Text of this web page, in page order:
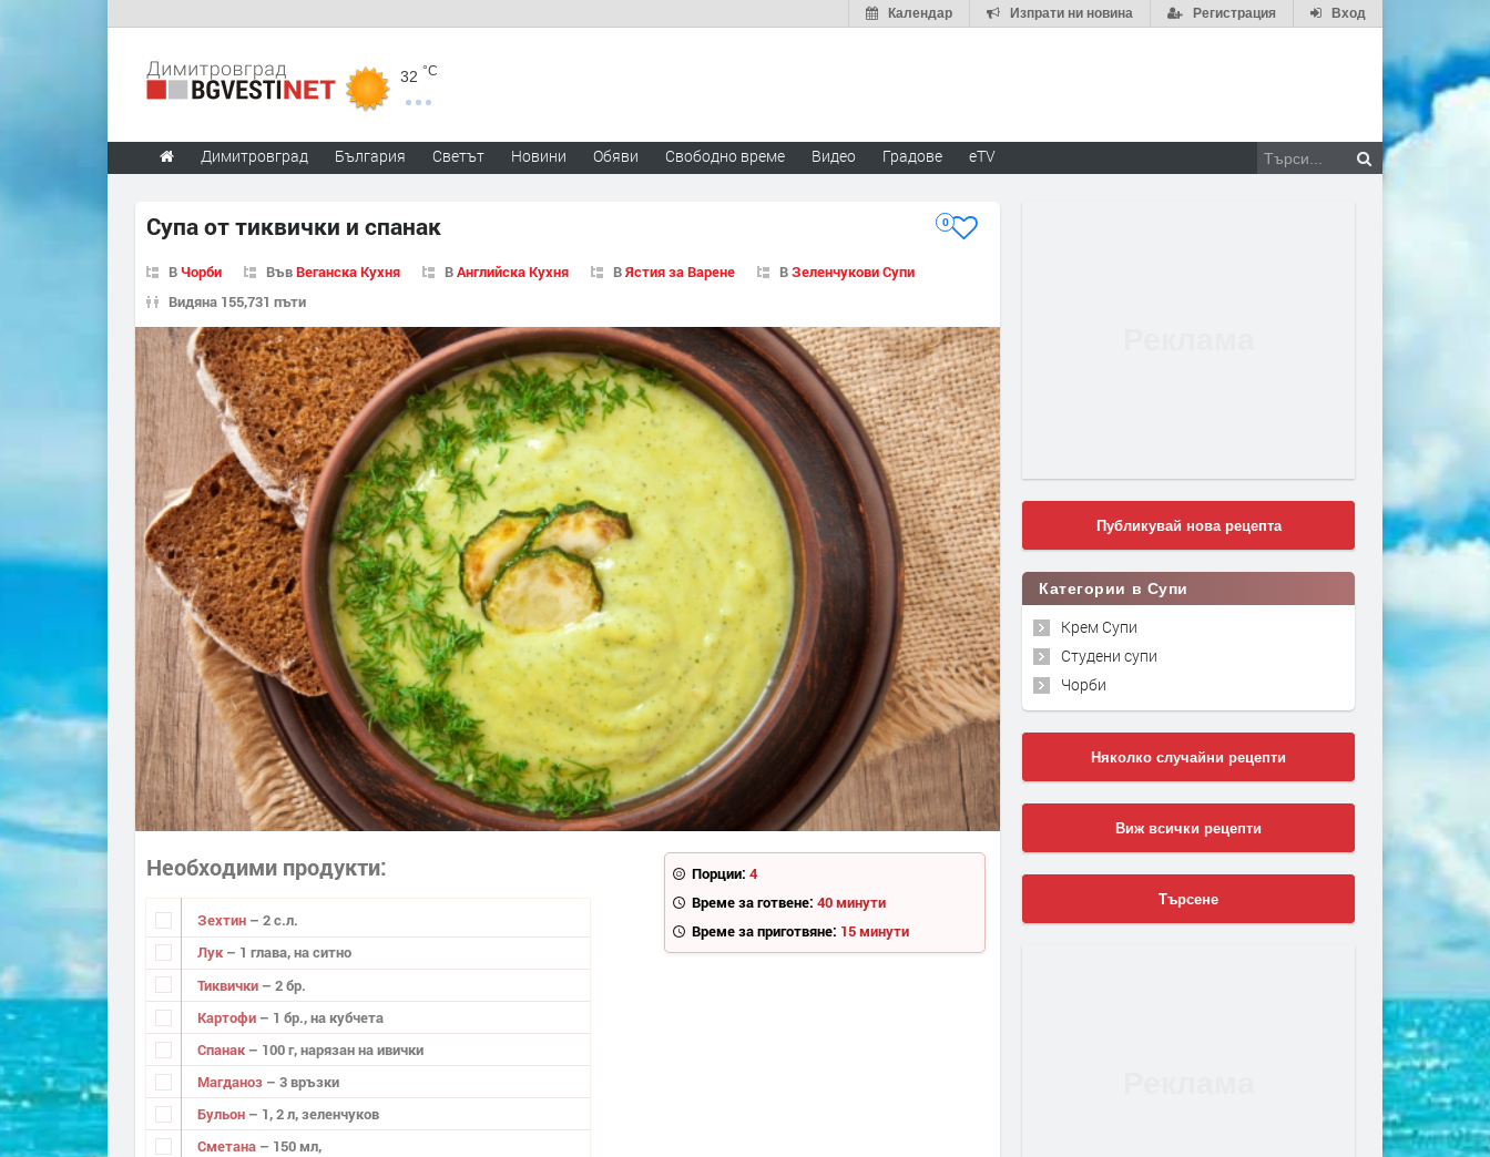
Вход
Регистрация
Изпрати ни новина
Календар
32 °C
Димитровград България Светът Новини Обяви Свободно време Видео Градове eTV
Супа от тиквички и спанак 0
ВЧорби ВъвВеганска Кухня ВАнглийска Кухня ВЯстия за Варене ВЗеленчукови Супи
Видяна 155,731 пъти
Порции: 4
Време за готвене: 40 минути
Време за приготвяне: 15 минути
Необходими продукти
Зехтин – 2 с.л.
Лук – 1 глава, на ситно
Тиквички – 2 бр.
Картофи – 1 бр., на кубчета
Спанак – 100 г, нарязан на ивички
Магданоз – 3 връзки
Бульон – 1, 2 л, зеленчуков
Сметана – 150 мл,
Публикувай нова рецепта
Категории в Супи
Крем Супи
Студени супи
Чорби
Няколко случайни рецепти
Виж всички рецепти
Търсене